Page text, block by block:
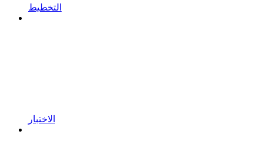
التخطيط
الاختبار